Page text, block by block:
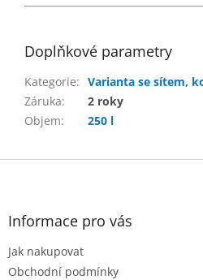
Doplňkové parametry
Kategorie: Varianta se sítem,
Záruka:
2 roky
Objem: 250 l
Z
Informace pro vás
Jak nakupovat
Obchodní podmínky